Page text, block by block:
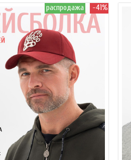
распродажа -41%